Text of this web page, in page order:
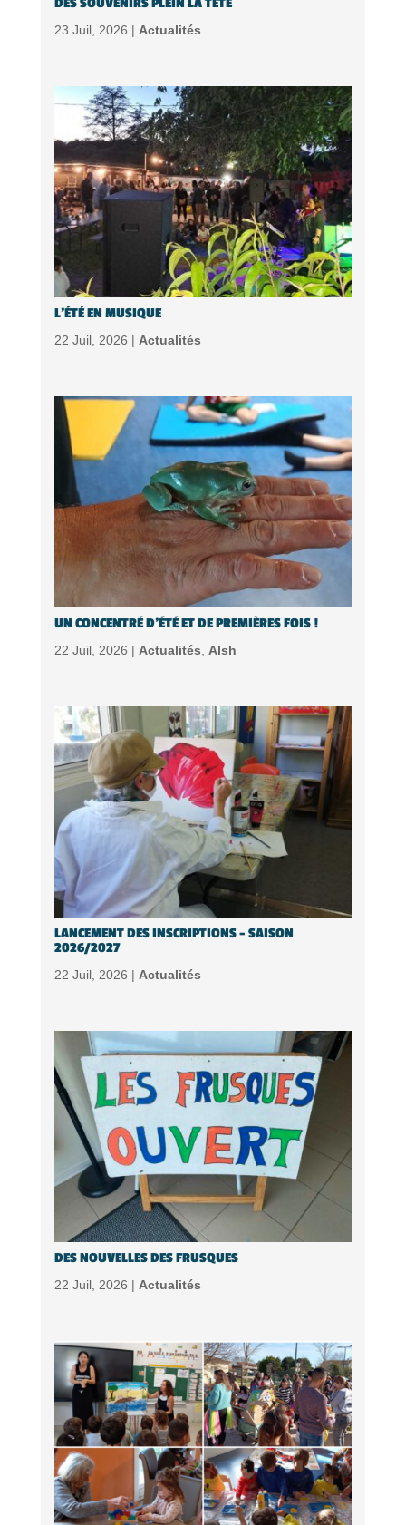
23 Juil, 2026 | Actualités
L’ÉTÉ EN MUSIQUE
22 Juil, 2026 | Actualités
UN CONCENTRÉ D’ÉTÉ ET DE PREMIÈRES FOIS !
22 Juil, 2026 | Actualités Alsh
LANCEMENT DES INSCRIPTIONS – SAISON
2026/2027
22 Juil, 2026 | Actualités
DES NOUVELLES DES FRUSQUES
22 Juil, 2026 | Actualités